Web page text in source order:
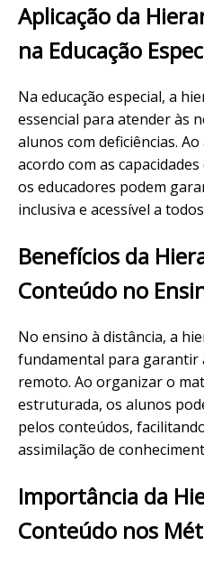
Aplicação da
na Educação
Na educação especial, a
essencial para atender às
alunos com deficiências.
acordo com as
os educadores podem
inclusiva e acessível a
Benefícios da
Conteúdo no
No ensino à distância, a
fundamental para garantir
remoto. Ao organizar o
estruturada, os alunos
pelos conteúdos,
assimilação de
Importância da
Conteúdo nos